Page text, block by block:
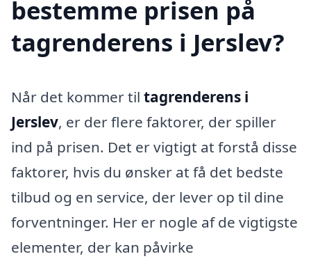
bestemme prisen på
tagrenderens i Jerslev?
Når det kommer til tagrenderens i
Jerslev, er der flere faktorer, der spiller
ind på prisen. Det er vigtigt at forstå disse
faktorer, hvis du ønsker at få det bedste
tilbud og en service, der lever op til dine
forventninger. Her er nogle af de vigtigste
elementer, der kan påvirke